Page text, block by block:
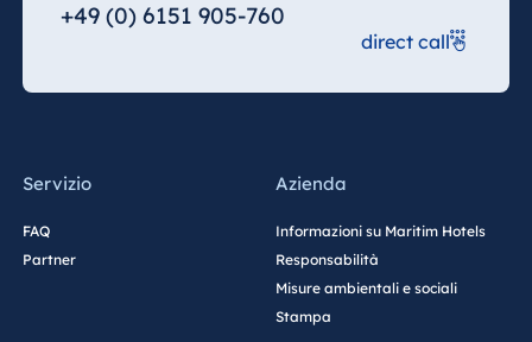
+49 (0) 6151 905-760
direct call
Servizio
FAQ
Partner
Azienda
Informazioni su Maritim Hotels
Responsabilità
Misure ambientali e sociali
Stampa